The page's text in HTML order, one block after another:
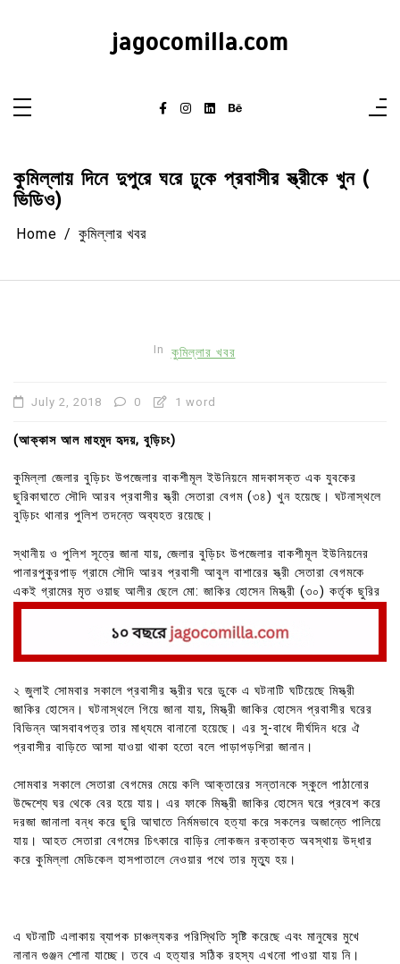
jagocomilla.com
কুমিল্লায় দিনে দুপুরে ঘরে ঢুকে প্রবাসীর স্ত্রীকে খুন (
ভিডিও)
Home কুমিল্লার খবর
In কুমিল্লার খবর
July 2, 2018 0 1 word
(আক্কাস আল মাহমুদ হৃদয়, বুড়িচং)
কুমিল্লা জেলার বুড়িচং উপজেলার বাকশীমূল ইউনিয়নে মাদকাসক্ত এক যুবকের
ছুরিকাঘাতে সৌদি আরব প্রবাসীর স্ত্রী সেতারা বেগম (৩৪) খুন হয়েছে। ঘটনাস্থলে
বুড়িচং থানার পুলিশ তদন্তে অব্যহত রয়েছে।
স্থানীয় ও পুলিশ সূত্রে জানা যায়, জেলার বুড়িচং উপজেলার বাকশীমূল ইউনিয়নের
পানারপুকুরপাড় গ্রামে সৌদি আরব প্রবাসী আবুল বাশারের স্ত্রী সেতারা বেগমকে
একই গ্রামের মৃত ওয়াছ আলীর ছেলে মো: জাকির হোসেন মিস্ত্রী (৩০) কর্তৃক ছুরির
আঘাতে খুন করা হয়েছে।
দুই রুম রক্তে ভেসে যায়।
২ জুলাই সোমবার সকালে প্রবাসীর স্ত্রীর ঘরে ডুকে এ ঘটনাটি ঘটিয়েছে মিস্ত্রী
জাকির হোসেন। ঘটনাস্থলে গিয়ে জানা যায়, মিস্ত্রী জাকির হোসেন প্রবাসীর ঘরের
বিভিন্ন আসবাবপত্র তার মাধ্যমে বানানো হয়েছে। এর সু-বাধে দীর্ঘদিন ধরে ঐ
প্রবাসীর বাড়িতে আসা যাওয়া থাকা হতো বলে পাড়াপড়শিরা জানান।
সোমবার সকালে সেতারা বেগমের মেয়ে কলি আক্তারের সন্তানকে স্কুলে পাঠানোর
উদ্দেশ্যে ঘর থেকে বের হয়ে যায়। এর ফাকে মিস্ত্রী জাকির হোসেন ঘরে প্রবেশ করে
দরজা জানালা বন্ধ করে ছুরি আঘাতে নির্মমভাবে হত্যা করে সকলের অজান্তে পালিয়ে
যায়। আহত সেতারা বেগমের চিৎকারে বাড়ির লোকজন রক্তাক্ত অবস্থায় উদ্ধার
করে কুমিল্লা মেডিকেল হাসপাতালে নেওয়ার পথে তার মৃত্যু হয়।
এ ঘটনাটি এলাকায় ব্যাপক চাঞ্চল্যকর পরিস্থিতি সৃষ্টি করেছে এবং মানুষের মুখে
নানান গুঞ্জন শোনা যাচ্ছে। তবে এ হত্যার সঠিক রহস্য এখনো পাওয়া যায় নি।